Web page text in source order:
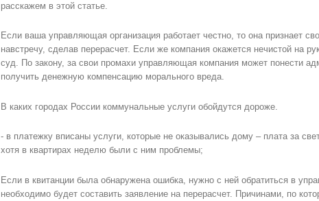
расскажем в этой статье.
Если ваша управляющая организация работает честно, то она признает
навстречу, сделав перерасчет. Если же компания окажется нечистой на
суд. По закону, за свои промахи управляющая компания может понести
получить денежную компенсацию морального вреда.
В каких городах России коммунальные услуги обойдутся дороже.
- в платежку вписаны услуги, которые не оказывались дому – плата за
хотя в квартирах неделю были с ним проблемы;
Если в квитанции была обнаружена ошибка, нужно с ней обратиться в
необходимо будет составить заявление на перерасчет. Причинами, по